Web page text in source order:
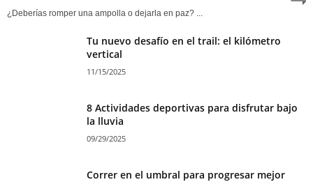
¿Deberías romper una ampolla o dejarla en paz? ...
Tu nuevo desafío en el trail: el kilómetro
vertical
11/15/2025
8 Actividades deportivas para disfrutar bajo
la lluvia
09/29/2025
Correr en el umbral para progresar mejor